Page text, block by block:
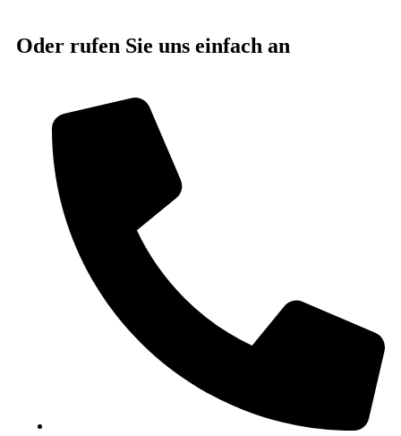
Oder rufen Sie uns einfach an